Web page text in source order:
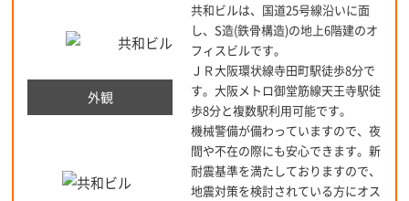
外観
共和ビルは、国道25号線沿いに面
し、S造(鉄骨構造)の地上6階建のオ
フィスビルです。
ＪＲ大阪環状線寺田町駅徒歩8分で
す。大阪メトロ御堂筋線天王寺駅徒
歩8分と複数駅利用可能です。
機械警備が備わっていますので、夜
間や不在の際にも安心できます。新
耐震基準を満たしておりますので、
地震対策を検討されている方にオス